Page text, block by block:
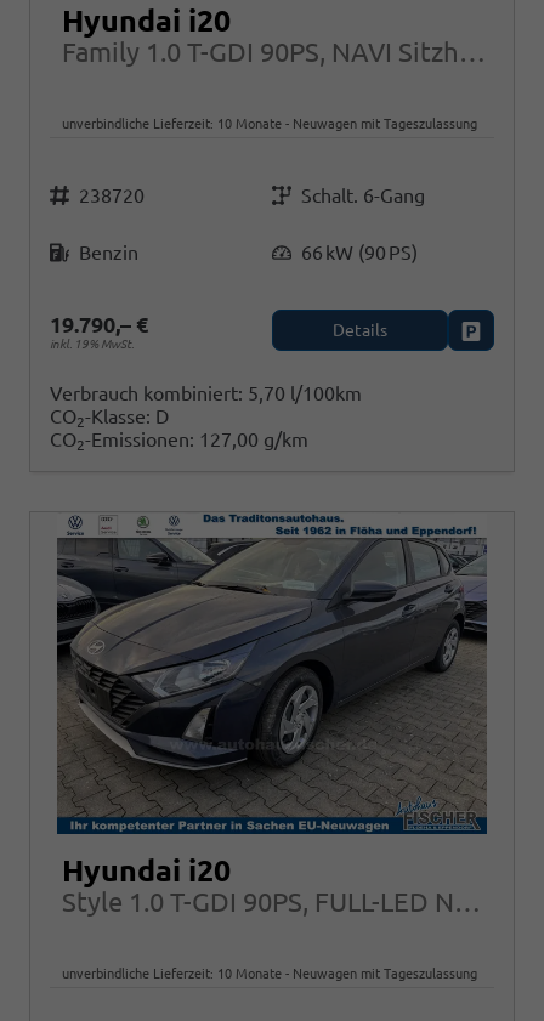
Hyundai i20
Family 1.0 T-GDI 90PS, NAVI Sitzheizung + Lenkradheizung ALU Klimaautomatik RFK
unverbindliche Lieferzeit: 10 Monate Neuwagen mit Tageszulassung
Fahrzeugnr.
238720
Getriebe
Schalt. 6-Gang
Benzin 66 kW (90 PS)
19.790,– €
inkl. 19% MwSt.
Details
Verbrauch kombiniert: 5,70 l/100km
CO2-Klasse: D
CO2-Emissionen: 127,00 g/km
Hyundai i20
Style 1.0 T-GDI 90PS, FULL-LED NAVI Sitzheizung ALU Klimaautomatik RFK
unverbindliche Lieferzeit: 10 Monate Neuwagen mit Tageszulassung